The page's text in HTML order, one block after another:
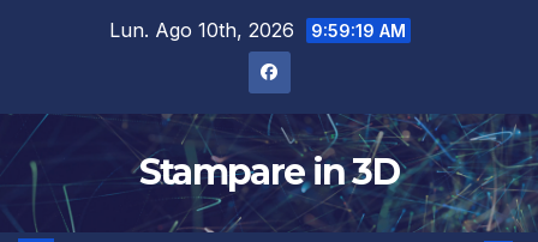
Lun. Ago 10th, 2026 9:59:20 AM
Stampare in 3D